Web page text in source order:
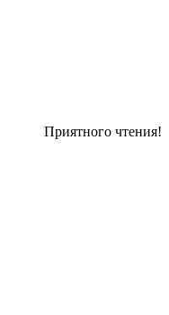
Приятного чтения!